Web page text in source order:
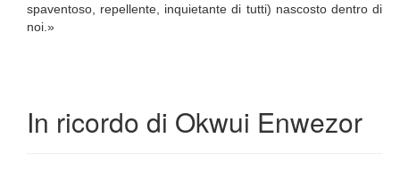
spaventoso, repellente, inquietante di tutti) nascosto dentro di
noi.»
In ricordo di Okwui Enwezor